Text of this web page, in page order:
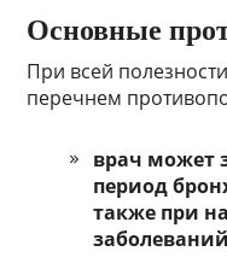
Основные
При всей
перечнем
врач может
период
также при